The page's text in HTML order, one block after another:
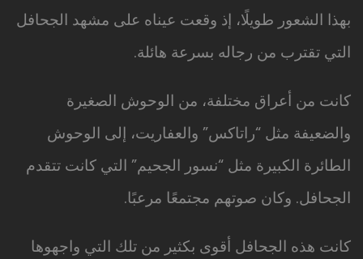
بهذا الشعور طويلًا، إذ وقعت عيناه على مشهد الجحافل
التي تقترب من رجاله بسرعة هائلة.
كانت من أعراق مختلفة، من الوحوش الصغيرة
والضعيفة مثل “راتاكس” والعفاريت، إلى الوحوش
الطائرة الكبيرة مثل “نسور الجحيم” التي كانت تتقدم
الجحافل. وكان صوتهم مجتمعًا مرعبًا.
كانت هذه الجحافل أقوى بكثير من تلك التي واجهوها